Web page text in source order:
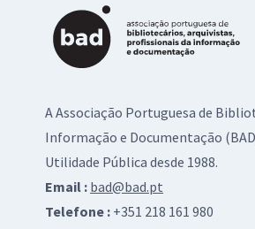
A Associação Portuguesa de
Informação e Documentação
Utilidade Pública desde 1988.
Email : bad@bad.pt
Telefone : +351 218 161 980